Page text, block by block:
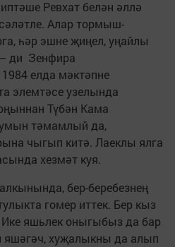
Ревхат белән әллә
Алар тормыш-
һәр эшне җиңел, уңайлы
ди Зенфира
елда мәктәпне
элемтәсе узелында
Түбән Кама
тәмамлый да,
чыгып китә. Лаеклы ялга
хезмәт куя.
бер-беребезнең
гомер иттек. Бер кыз
яшьлек оныгыбыз да бар
яшәгәч, хуҗалыкны да алып